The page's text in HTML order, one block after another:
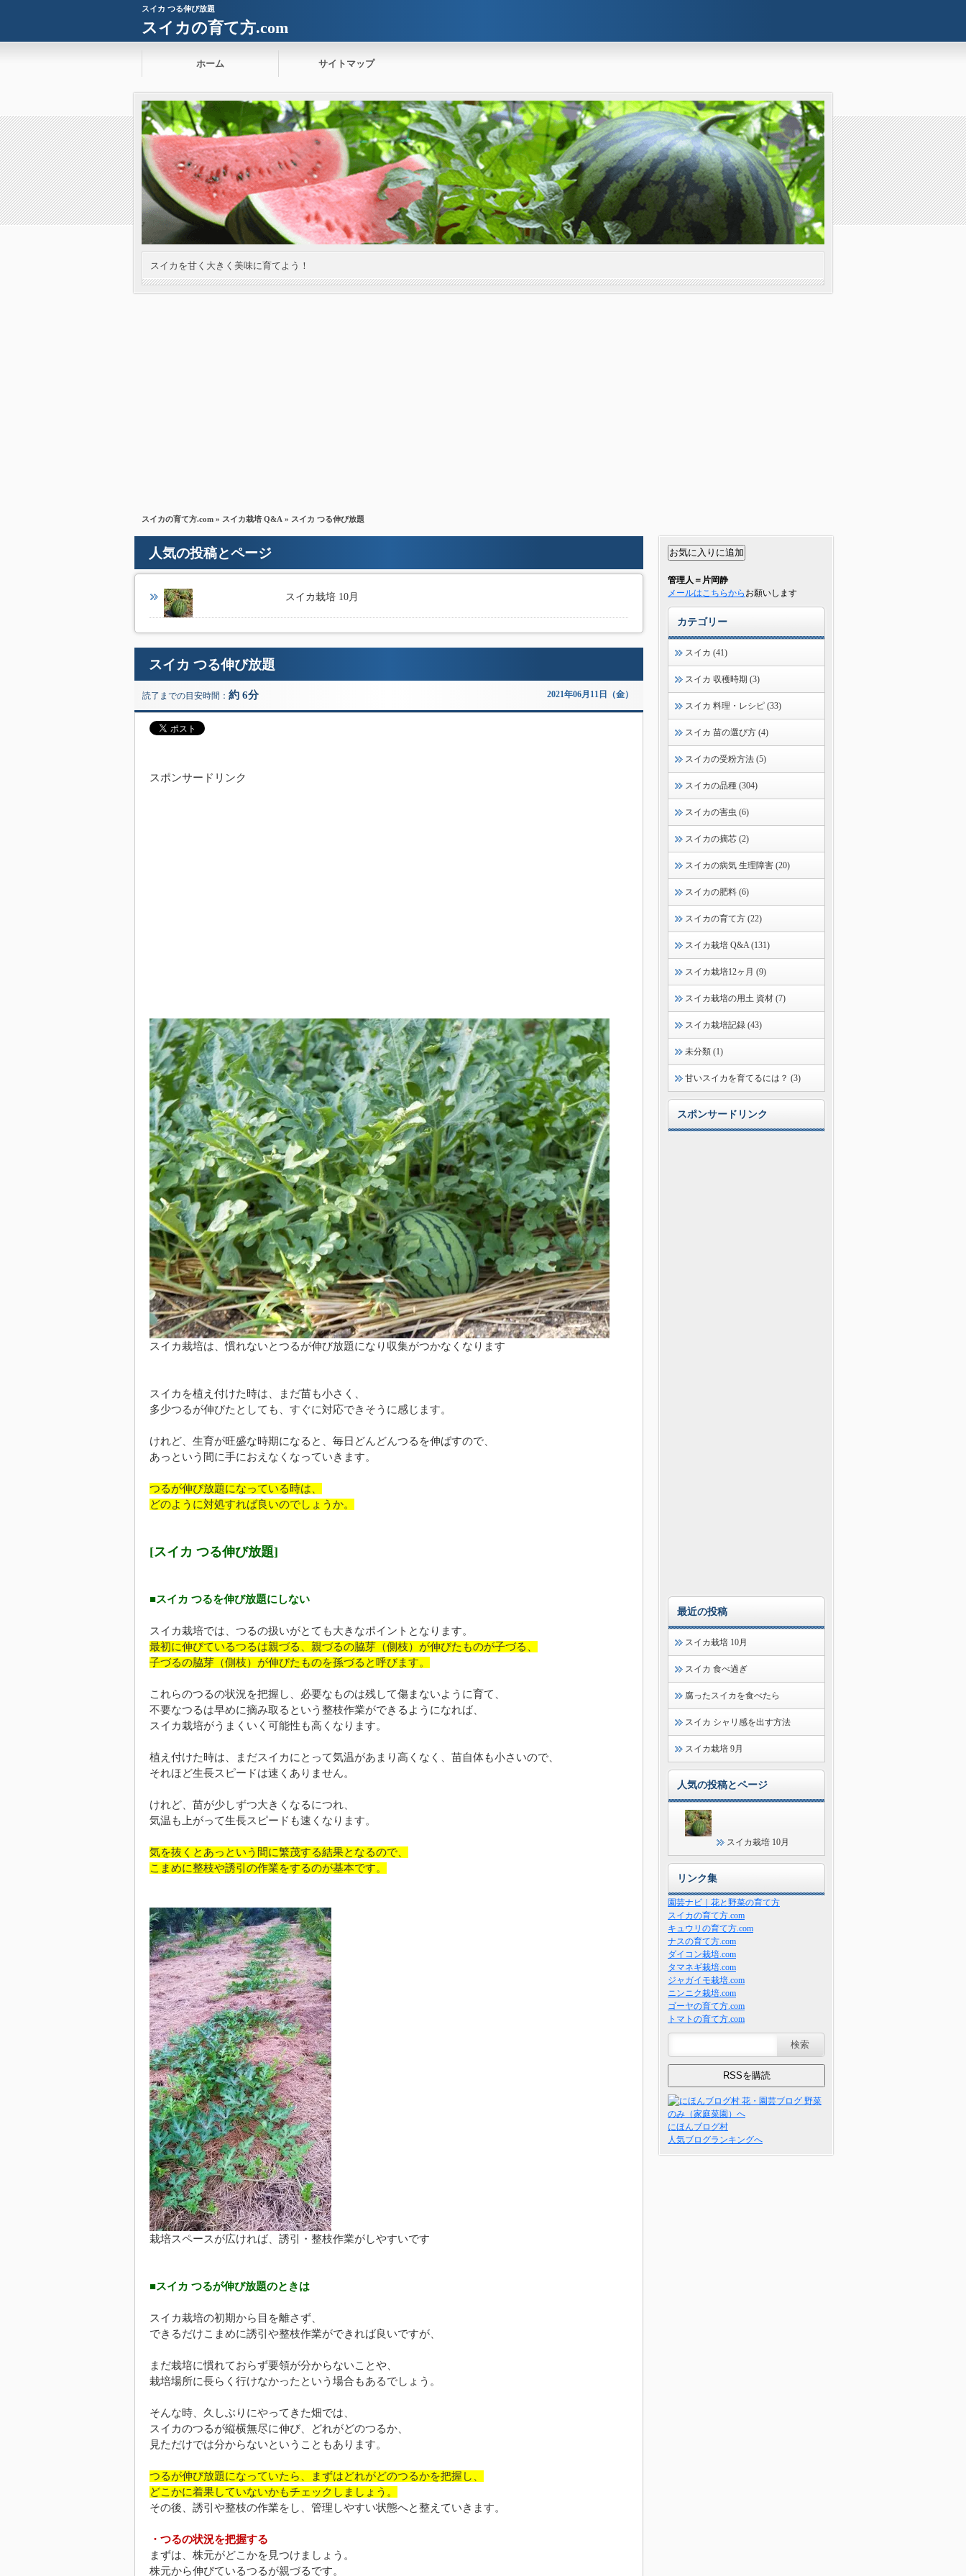
スイカ つる伸び放題
スイカの育て方.com
ホーム サイトマップ
スイカを甘く大きく美味に育てよう！
スイカの育て方.com » スイカ栽培 Q&A » スイカ つる伸び放題
人気の投稿とページ
スイカ栽培 10月
スイカ つる伸び放題
読了までの目安時間： 約 6分 2021年06月11日（金）
スポンサードリンク
スイカ栽培は、慣れないとつるが伸び放題になり収集がつかなくなります
スイカを植え付けた時は、まだ苗も小さく、
多少つるが伸びたとしても、すぐに対応できそうに感じます。
けれど、生育が旺盛な時期になると、毎日どんどんつるを伸ばすので、
あっという間に手におえなくなっていきます。
つるが伸び放題になっている時は、
どのように対処すれば良いのでしょうか。
[スイカ つる伸び放題]
■スイカ つるを伸び放題にしない
スイカ栽培では、つるの扱いがとても大きなポイントとなります。
最初に伸びているつるは親づる、親づるの脇芽（側枝）が伸びたものが子づる、
子づるの脇芽（側枝）が伸びたものを孫づると呼びます。
これらのつるの状況を把握し、必要なものは残して傷まないように育て、
不要なつるは早めに摘み取るという整枝作業ができるようになれば、
スイカ栽培がうまくいく可能性も高くなります。
植え付けた時は、まだスイカにとって気温があまり高くなく、苗自体も小さいので、
それほど生長スピードは速くありません。
けれど、苗が少しずつ大きくなるにつれ、
気温も上がって生長スピードも速くなります。
気を抜くとあっという間に繁茂する結果となるので、
こまめに整枝や誘引の作業をするのが基本です。
栽培スペースが広ければ、誘引・整枝作業がしやすいです
■スイカ つるが伸び放題のときは
スイカ栽培の初期から目を離さず、
できるだけこまめに誘引や整枝作業ができれば良いですが、
まだ栽培に慣れておらず要領が分からないことや、
栽培場所に長らく行けなかったという場合もあるでしょう。
そんな時、久しぶりにやってきた畑では、
スイカのつるが縦横無尽に伸び、どれがどのつるか、
見ただけでは分からないということもあります。
つるが伸び放題になっていたら、まずはどれがどのつるかを把握し、
どこかに着果していないかもチェックしましょう。
その後、誘引や整枝の作業をし、管理しやすい状態へと整えていきます。
・つるの状況を把握する
まずは、株元がどこかを見つけましょう。
株元から伸びているつるが親づるです。
管理人＝片岡静
メールはこちらから お願いします
カテゴリー
スイカ (41)
スイカ 収穫時期 (3)
スイカ 料理・レシピ (33)
スイカ 苗の選び方 (4)
スイカの受粉方法 (5)
スイカの品種 (304)
スイカの害虫 (6)
スイカの摘芯 (2)
スイカの病気 生理障害 (20)
スイカの肥料 (6)
スイカの育て方 (22)
スイカ栽培 Q&A (131)
スイカ栽培12ヶ月 (9)
スイカ栽培の用土 資材 (7)
スイカ栽培記録 (43)
未分類 (1)
甘いスイカを育てるには？ (3)
スポンサードリンク
最近の投稿
スイカ栽培 10月
スイカ 食べ過ぎ
腐ったスイカを食べたら
スイカ シャリ感を出す方法
スイカ栽培 9月
人気の投稿とページ
スイカ栽培 10月
リンク集
園芸ナビ｜花と野菜の育て方
スイカの育て方.com
キュウリの育て方.com
ナスの育て方.com
ダイコン栽培.com
タマネギ栽培.com
ジャガイモ栽培.com
ニンニク栽培.com
ゴーヤの育て方.com
トマトの育て方.com
にほんブログ村
人気ブログランキングへ